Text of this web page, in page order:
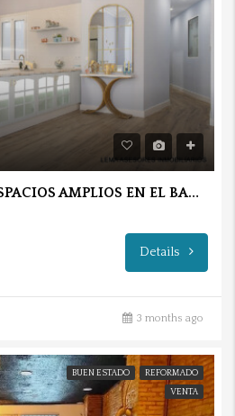
PISO LUMINOSO Y ESPACIOS AMPLIOS EN EL BARRIO DE RUZAFA.
Details
3 months ago
BUEN ESTADO
REFORMADO
VENTA